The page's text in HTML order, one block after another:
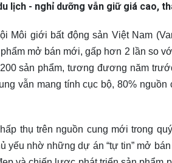
lịch - nghỉ dưỡng vẫn giữ giá cao,
Môi giới bất động sản Việt Nam
mở bán mới, gấp hơn 2 lần so
sản phẩm, tương đương năm
vẫn mang tính cục bộ, 80%
thụ trên nguồn cung mới trong
yếu nhờ những dự án “tự tin” mở